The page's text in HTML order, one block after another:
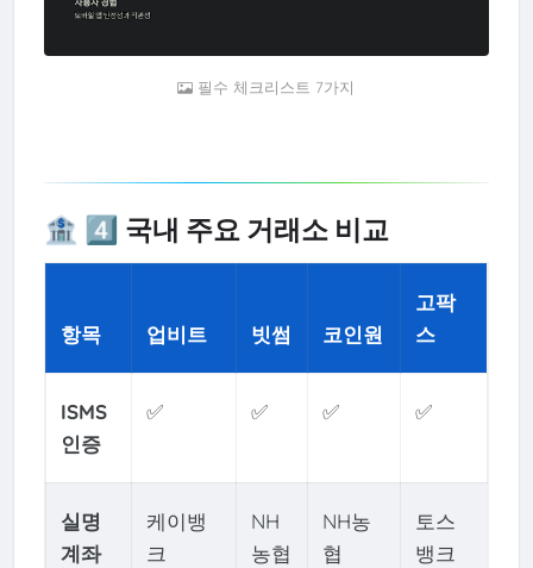
필수 체크리스트 7가지
🏦 4️⃣ 국내 주요 거래소 비교
항목 업비트 빗썸 코인원
고팍
스
ISMS
인증
✅ ✅ ✅ ✅
실명
계좌
케이뱅
크
NH
농협
NH농
협
토스
뱅크